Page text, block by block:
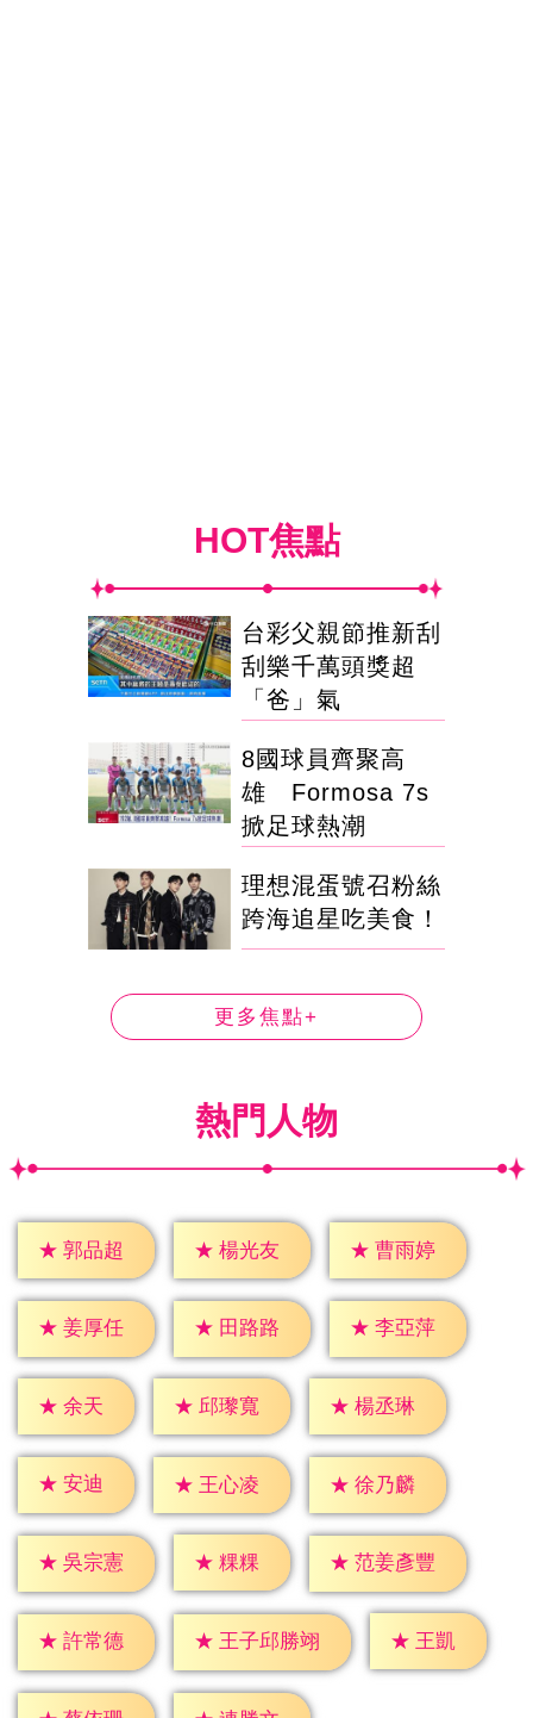
HOT焦點
台彩父親節推新刮
刮樂千萬頭獎超
「爸」氣
8國球員齊聚高
雄 Formosa 7s
掀足球熱潮
理想混蛋號召粉絲
跨海追星吃美食！
更多焦點+
熱門人物
★ 郭品超 ★ 楊光友 ★ 曹雨婷
★ 姜厚任 ★ 田路路 ★ 李亞萍
★ 余天 ★ 邱瓈寬 ★ 楊丞琳
★ 安迪 ★ 王心凌 ★ 徐乃麟
★ 吳宗憲 ★ 粿粿 ★ 范姜彥豐
★ 許常德 ★ 王子邱勝翊 ★ 王凱